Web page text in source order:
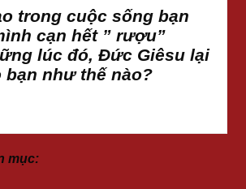
trong cuộc sống bạn
cạn hết ” rượu”
lúc đó, Đức Giêsu lại
bạn như thế nào?
mục: